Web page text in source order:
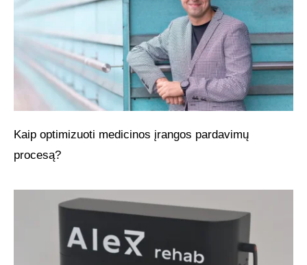
Kaip optimizuoti medicinos įrangos pardavimų
procesą?